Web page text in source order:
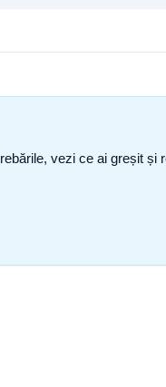
vezi ce ai greșit